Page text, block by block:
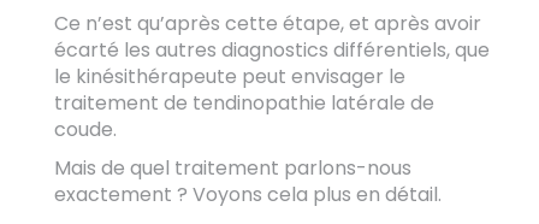
Ce n’est qu’après cette étape, et après avoir
écarté les autres diagnostics différentiels, que
le kinésithérapeute peut envisager le
traitement de tendinopathie latérale de
coude.
Mais de quel traitement parlons-nous
exactement ? Voyons cela plus en détail.